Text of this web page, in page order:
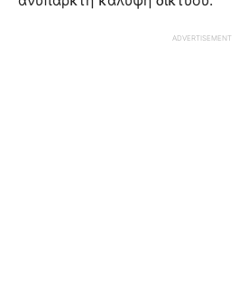
ADVERTISEMENT